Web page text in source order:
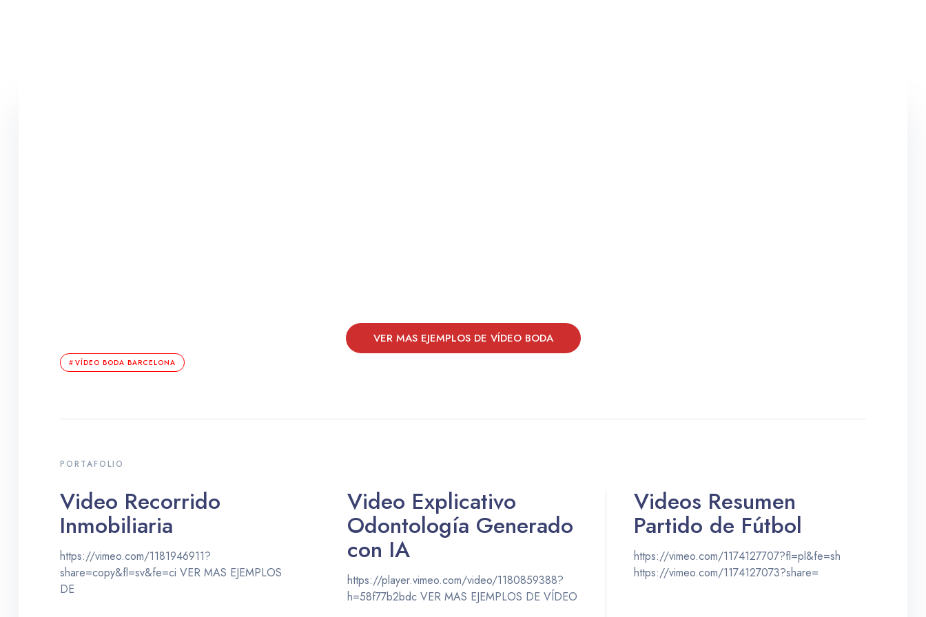
VER MAS EJEMPLOS DE VÍDEO BODA
VÍDEO BODA BARCELONA
PORTAFOLIO
Video Recorrido
Inmobiliaria
https://vimeo.com/1181946911?
share=copy&fl=sv&fe=ci VER MAS EJEMPLOS
DE
Video Explicativo
Odontología Generado
con IA
https://player.vimeo.com/video/1180859388?
h=58f77b2bdc VER MAS EJEMPLOS DE VÍDEO
Videos Resumen
Partido de Fútbol
https://vimeo.com/1174127707?fl=pl&fe=sh
https://vimeo.com/1174127073?share=